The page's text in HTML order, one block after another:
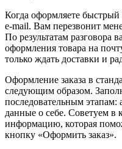
Когда оформляете
e-mail. Вам перезвонит
По результатам разговора
оформления товара на
только ждать доставки и
Оформление заказа в
следующим образом.
последовательным этапам:
данные о себе. Советуем в
информацию, которая
кнопку «Оформить заказ».